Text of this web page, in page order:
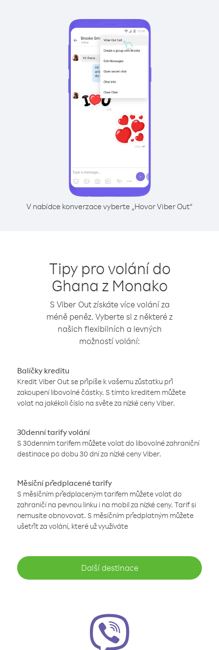
V nabídce konverzace vyberte „Hovor Viber Out“
Tipy pro volání do
Ghana z Monako
S Viber Out získáte více volání za
méně peněz. Vyberte si z některé z
našich flexibilních a levných
možností volání:
Balíčky kreditu
Kredit Viber Out se připíše k vašemu zůstatku při
zakoupení libovolné částky. S tímto kreditem můžete
volat na jakékoli číslo na světe za nízké ceny Viber.
30denní tarify volání
S 30denním tarifem můžete volat do libovolné zahraniční
destinace po dobu 30 dní za nízké ceny Viber.
Měsíční předplacené tarify
S měsíčním předplaceným tarifem můžete volat do
zahraničí na pevnou linku i na mobil za nízké ceny. Tarif si
nemusíte obnovovat. S měsíčním předplatným můžete
ušetřit za volání, které už využíváte
Další destinace